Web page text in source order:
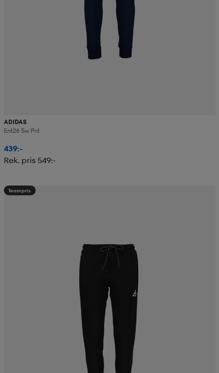
ADIDAS
Ent26 Sw Pnt
439:-
Rek. pris 549:-
Teampris